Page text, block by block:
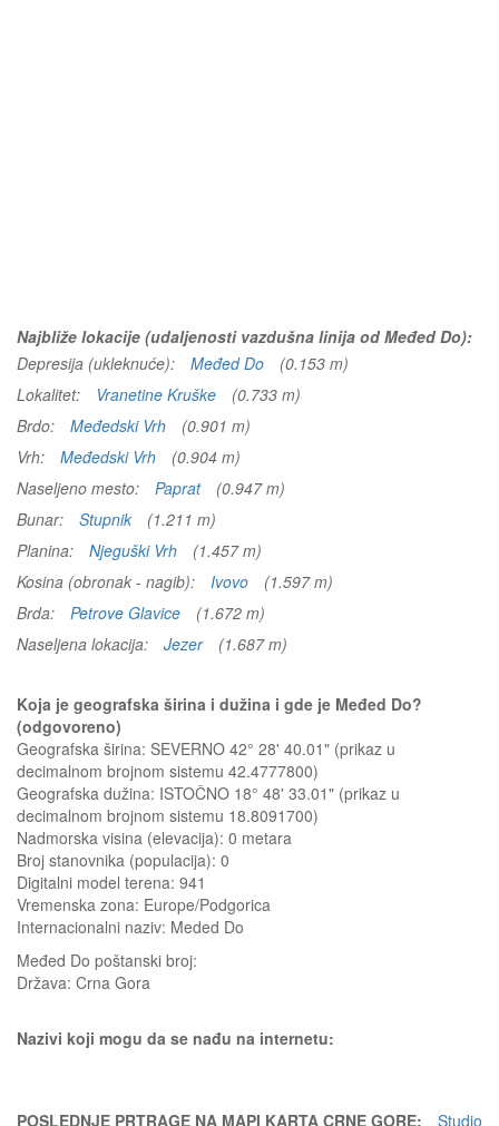
Najbliže lokacije (udaljenosti vazdušna linija od Međed Do):
Depresija (ukleknuće):
Međed Do
(0.153 m)
Lokalitet:
Vranetine Kruške
(0.733 m)
Brdo:
Međedski Vrh
(0.901 m)
Vrh:
Međedski Vrh
(0.904 m)
Naseljeno mesto:
Paprat
(0.947 m)
Bunar:
Stupnik
(1.211 m)
Planina:
Njeguški Vrh
(1.457 m)
Kosina (obronak - nagib):
Ivovo
(1.597 m)
Brda:
Petrove Glavice
(1.672 m)
Naseljena lokacija:
Jezer (1.687 m)
Koja je geografska širina i dužina i gde je Međed Do?
(odgovoreno)
Geografska širina: SEVERNO 42° 28' 40.01" (prikaz u
decimalnom brojnom sistemu 42.4777800)
Geografska dužina: ISTOČNO 18° 48' 33.01" (prikaz u
decimalnom brojnom sistemu 18.8091700)
Nadmorska visina (elevacija): 0 metara
Broj stanovnika (populacija): 0
Digitalni model terena: 941
Vremenska zona: Europe/Podgorica
Internacionalni naziv: Meded Do
Međed Do poštanski broj:
Država: Crna Gora
Nazivi koji mogu da se nađu na internetu:
POSLEDNJE PRTRAGE NA MAPI KARTA CRNE GORE: Studio